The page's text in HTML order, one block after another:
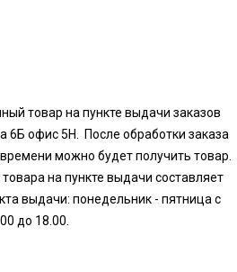
товар на пункте выдачи заказов
6Б офис 5Н. После обработки заказа
можно будет получить товар.
на пункте выдачи составляет
выдачи: понедельник - пятница с
до 18.00.